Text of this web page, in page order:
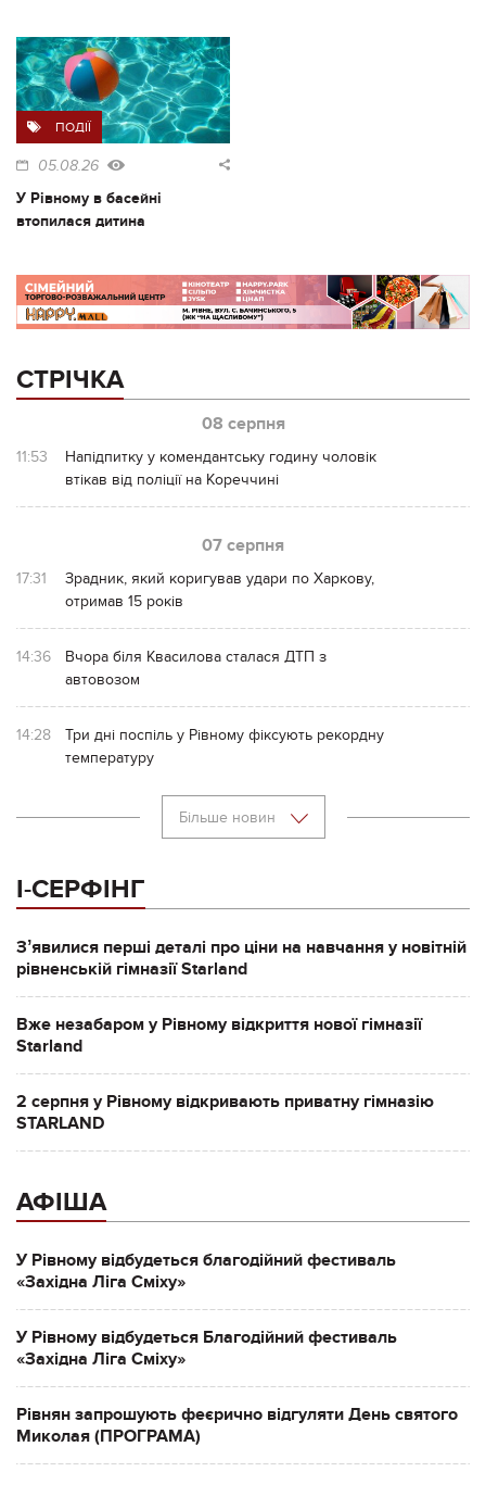
ПОДІЇ
05.08.26
У Рівному в басейні
втопилася дитина
СТРІЧКА
08 серпня
11:53
Напідпитку у комендантську годину чоловік
втікав від поліції на Кореччині
07 серпня
17:31
Зрадник, який коригував удари по Харкову,
отримав 15 років
14:36
Вчора біля Квасилова сталася ДТП з
автовозом
14:28
Три дні поспіль у Рівному фіксують рекордну
температуру
Більше новин
І-СЕРФІНГ
Зʼявилися перші деталі про ціни на навчання у новітній
рівненській гімназії Starland
Вже незабаром у Рівному відкриття нової гімназії
Starland
2 серпня у Рівному відкривають приватну гімназію
STARLAND
АФІША
У Рівному відбудеться благодійний фестиваль
«Західна Ліга Сміху»
У Рівному відбудеться Благодійний фестиваль
«Західна Ліга Сміху»
Рівнян запрошують феєрично відгуляти День святого
Миколая (ПРОГРАМА)